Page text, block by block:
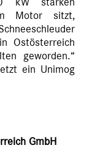
kW starken
Motor sitzt,
Ostösterreich
geworden.“
ein Unimog
GmbH